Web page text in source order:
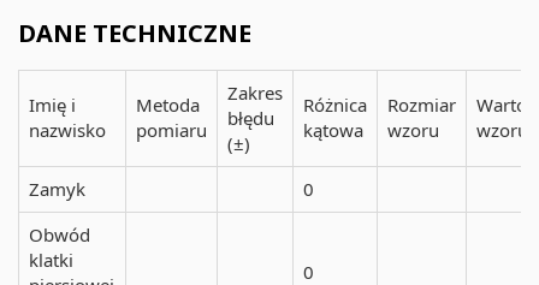
DANE TECHNICZNE
Imię i
nazwisko
Metoda
pomiaru
Zakres
błędu
(±)
Różnica
kątowa
Rozmiar
wzoru
wzoru
Zamyk
0
Obwód
klatki
0